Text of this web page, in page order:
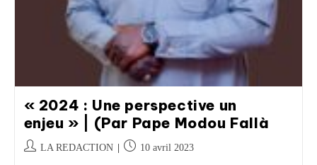
« 2024 : Une perspective un
enjeu » | (Par Pape Modou Fallà
LA REDACTION 10 avril 2023